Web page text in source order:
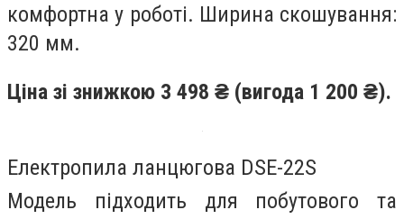
комфортна у роботі. Ширина скошування:
320 мм.
Ціна зі знижкою 3 498 ₴ (вигода 1 200 ₴).
Електропила ланцюгова DSE-22S
Модель підходить для побутового та